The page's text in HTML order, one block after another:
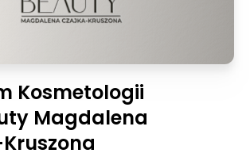
Kosmetologii
Magdalena